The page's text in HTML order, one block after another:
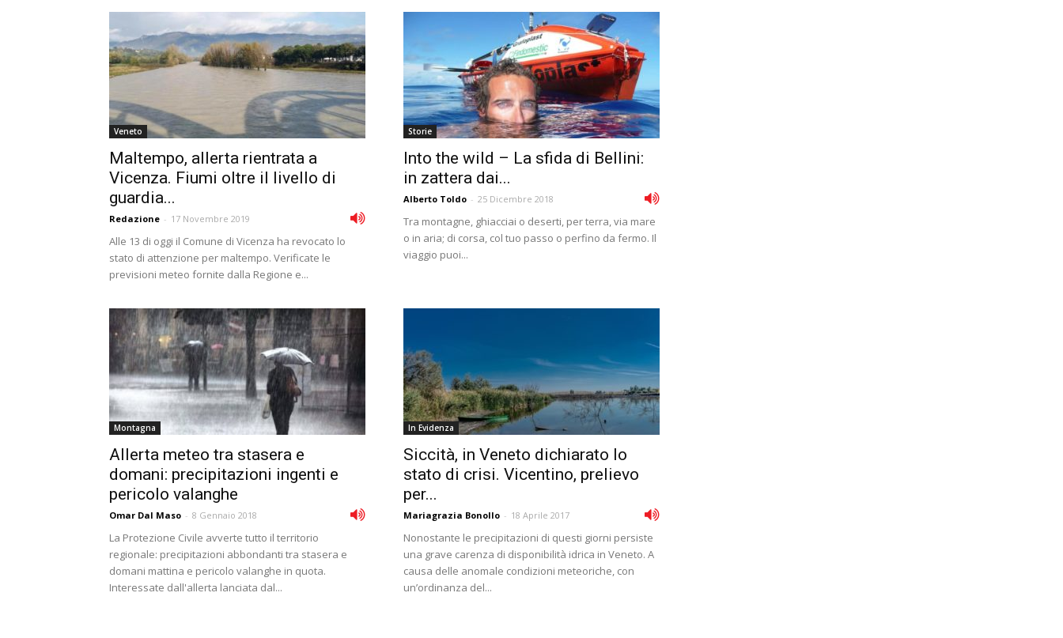
Veneto
Maltempo, allerta rientrata a
Vicenza. Fiumi oltre il livello di
guardia...
Redazione - 17 Novembre 2019
Alle 13 di oggi il Comune di Vicenza ha revocato lo
stato di attenzione per maltempo. Verificate le
previsioni meteo fornite dalla Regione e...
Storie
Into the wild – La sfida di Bellini:
in zattera dai...
Alberto Toldo - 25 Dicembre 2018
Tra montagne, ghiacciai o deserti, per terra, via mare
o in aria; di corsa, col tuo passo o perfino da fermo. Il
viaggio puoi...
Montagna
Allerta meteo tra stasera e
domani: precipitazioni ingenti e
pericolo valanghe
Omar Dal Maso - 8 Gennaio 2018
La Protezione Civile avverte tutto il territorio
regionale: precipitazioni abbondanti tra stasera e
domani mattina e pericolo valanghe in quota.
Interessate dall'allerta lanciata dal...
In Evidenza
Siccità, in Veneto dichiarato lo
stato di crisi. Vicentino, prelievo
per...
Mariagrazia Bonollo - 18 Aprile 2017
Nonostante le precipitazioni di questi giorni persiste
una grave carenza di disponibilità idrica in Veneto. A
causa delle anomale condizioni meteoriche, con
un’ordinanza del...